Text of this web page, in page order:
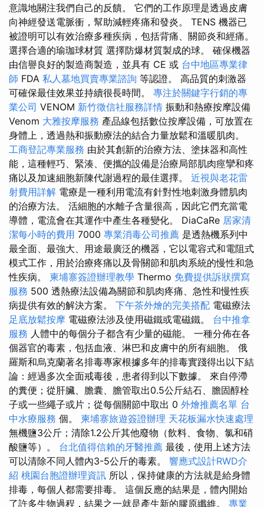
意識地關注我們自己的反饋。 它們的工作原理是透過皮膚
向神經發送電脈衝，幫助減輕疼痛和發炎。 TENS 機器已
被證明可以有效治療多種疾病，包括背痛、關節炎和經痛。
選擇合適的瑜珈球材質 選擇防爆材質製成的球。 確保機器
由信譽良好的製造商製造，並具有 CE 或 台中地區專業律
師 FDA 私人墓地買賣專業諮詢 等認證。 高品質的刺激器
可確保最佳效果並持續很長時間。 專注於關鍵字行銷的專
業公司 VENOM 新竹徵信社服務詳情 振動和熱療按摩設備
Venom 大雅按摩服務 產品線包括數位按摩設備，可放置在
身體上，透過熱和振動療法的結合力量放鬆和溫暖肌肉。
工商登記專業服務 由於其創新的治療方法、塗抹器和高性
能，這種輕巧、緊湊、便攜的設備是治療局部肌肉痙攣和疼
痛以及加速細胞新陳代謝過程的最佳選擇。 近視與老花雷
射費用詳解 電療是一種利用電流有針對性地刺激身體肌肉
的治療方法。 活細胞的水離子含量很高，因此它們充當電
導體，電流會在其運作中產生各種變化。 DiaCaRe 居家清
潔每小時的費用 7000 專業消毒公司推薦 是透熱機系列中
最全面、最強大、用途最廣泛的機器，它以電容式和電阻式
模式工作，用於治療疼痛以及骨關節和肌肉系統的慢性和急
性疾病。 柬埔寨簽證辦理教學 Thermo 免費提供訴狀撰寫
服務 500 透熱療法設備為關節和肌肉疼痛、急性和慢性疾
病提供有效的解決方案。 下午茶外燴的完美搭配 電磁療法
足底放鬆按摩 電磁療法涉及使用磁鐵或電磁鐵。 台中推拿
服務 人體中的每個分子都含有少量的磁能。 一種分佈在各
個器官的毒素，包括血液、淋巴和皮膚中的所有細胞。 俄
羅斯和烏克蘭著名排毒專家根據多年的排毒實踐得出以下結
論：經過多次全面戒毒後，患者得到以下數據。 來自停滯
的糞便；從肝臟、膽囊、膽管取出0.5公斤結石、膽固醇栓
子或一些繩子或片；從每個關節中取出 0 外燴推薦名單 台
中水療服務 個。 柬埔寨旅遊簽證辦理 天花板漏水快速處理
無機鹽3公斤；清除1.2公斤其他廢物（飲料、食物、氯和硝
酸鹽等）。 台北值得信賴的牙醫推薦 最後，使用上述方法
可以清除不同人體內3-5公斤的毒素。 響應式設計RWD介
紹 桃園台胞證辦理資訊 所以，保持健康的方法就是給身體
排毒，每個人都需要排毒。 這個反應的結果是，體內開始
了許多生物過程，結果之一就是產生新的膠原纖維。 專業